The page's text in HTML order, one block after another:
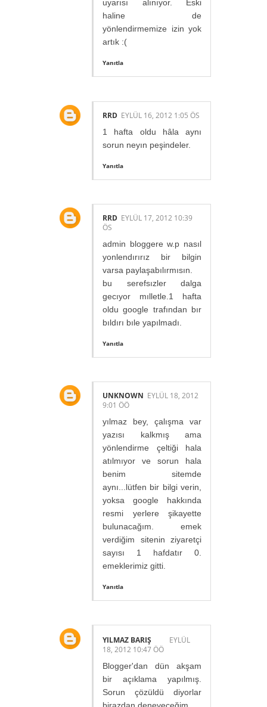
uyarısı alınıyor. Eski
haline de
yönlendirmemize izin yok
artık :(
Yanıtla
RRD EYLÜL 16, 2012 1:05 ÖS
1 hafta oldu hâla aynı
sorun neyın peşindeler.
Yanıtla
RRD EYLÜL 17, 2012 10:39
ÖS
admin bloggere w.p nasıl
yonlendırırız bir bilgin
varsa paylaşabılırmısın.
bu serefsızler dalga
gecıyor mılletle.1 hafta
oldu google trafından bır
bıldırı bıle yapılmadı.
Yanıtla
UNKNOWN EYLÜL 18, 2012
9:01 ÖÖ
yılmaz bey, çalışma var
yazısı kalkmış ama
yönlendirme çeltiği hala
atılmıyor ve sorun hala
benim sitemde
aynı...lütfen bir bilgi verin,
yoksa google hakkında
resmi yerlere şikayette
bulunacağım. emek
verdiğim sitenin ziyaretçi
sayısı 1 hafdatır 0.
emeklerimiz gitti.
Yanıtla
YILMAZ BARIŞ
EYLÜL
18, 2012 10:47 ÖÖ
Blogger'dan dün akşam
bir açıklama yapılmış.
Sorun çözüldü diyorlar